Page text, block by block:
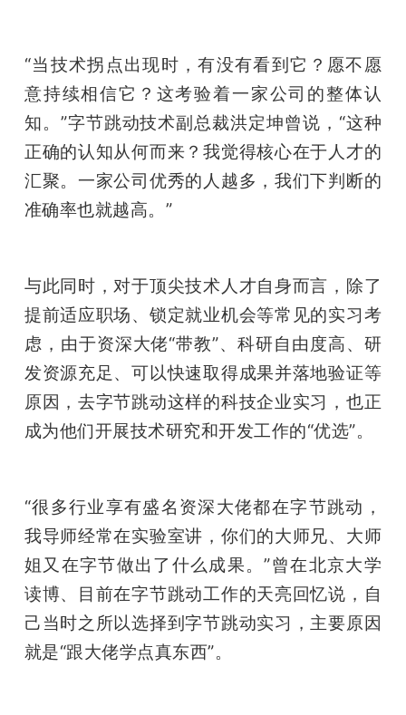
“当技术拐点出现时，有没有看到它？愿不愿
意持续相信它？这考验着一家公司的整体认
知。”字节跳动技术副总裁洪定坤曾说，“这种
正确的认知从何而来？我觉得核心在于人才的
汇聚。一家公司优秀的人越多，我们下判断的
准确率也就越高。”
与此同时，对于顶尖技术人才自身而言，除了
提前适应职场、锁定就业机会等常见的实习考
虑，由于资深大佬“带教”、科研自由度高、研
发资源充足、可以快速取得成果并落地验证等
原因，去字节跳动这样的科技企业实习，也正
成为他们开展技术研究和开发工作的“优选”。
“很多行业享有盛名资深大佬都在字节跳动，
我导师经常在实验室讲，你们的大师兄、大师
姐又在字节做出了什么成果。”曾在北京大学
读博、目前在字节跳动工作的天亮回忆说，自
己当时之所以选择到字节跳动实习，主要原因
就是“跟大佬学点真东西”。